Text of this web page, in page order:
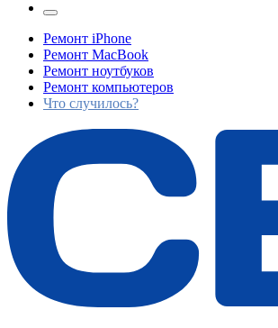
Ремонт iPhone
Ремонт MacBook
Ремонт ноутбуков
Ремонт компьютеров
Что случилось?